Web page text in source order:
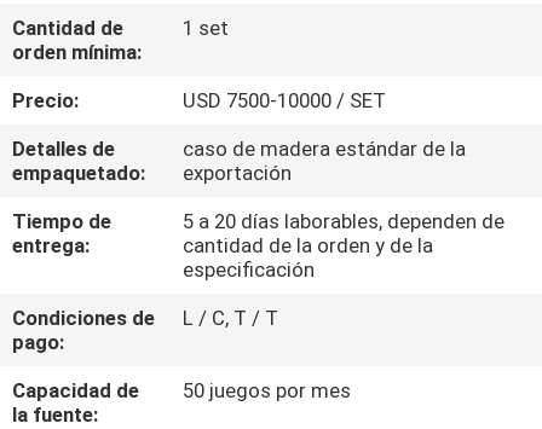
FÁBRICA
CONTROL
DE
CALIDAD
EN
CONTACTO
CON
Cantidad de
orden mínima:
1 set
Precio:
USD 7500-10000 / SET
Detalles de
empaquetado:
caso de madera estándar de la
exportación
Tiempo de
entrega:
5 a 20 días laborables, dependen de
cantidad de la orden y de la
especificación
Condiciones de
pago:
L / C, T / T
Capacidad de
la fuente:
50 juegos por mes